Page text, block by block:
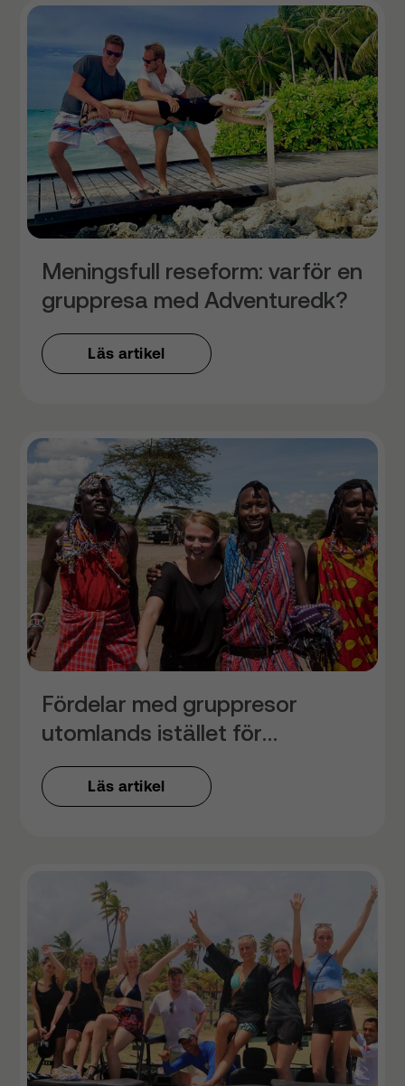
Meningsfull reseform: varför en
gruppresa med Adventuredk?
Läs artikel
Fördelar med gruppresor
utomlands istället för
folkhögskola
Läs artikel